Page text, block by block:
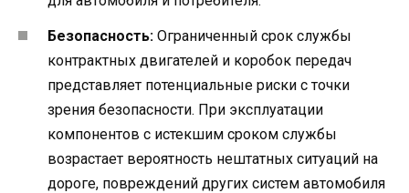
Безопасность: Ограниченный срок службы
контрактных двигателей и коробок передач
представляет потенциальные риски с точки
зрения безопасности. При эксплуатации
компонентов с истекшим сроком службы
возрастает вероятность нештатных ситуаций на
дороге, повреждений других систем автомобиля